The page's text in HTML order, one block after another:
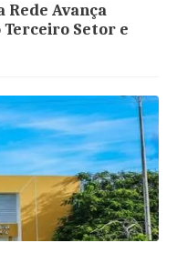
Avança
Setor e